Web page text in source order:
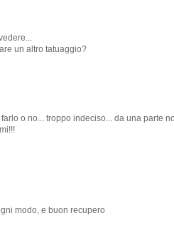
un altro tatuaggio?
o no... troppo indeciso... da una parte
modo, e buon recupero